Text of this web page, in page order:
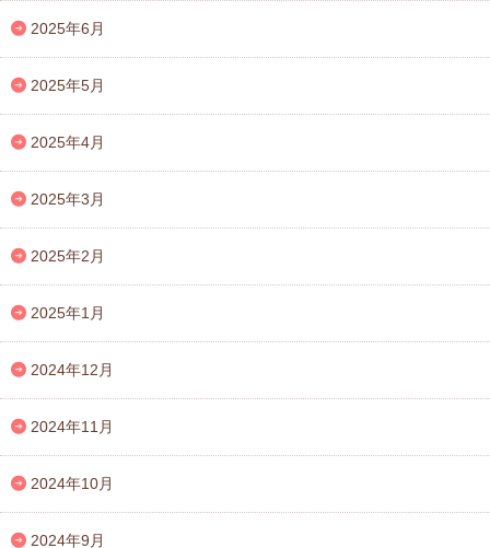
2025年6月
2025年5月
2025年4月
2025年3月
2025年2月
2025年1月
2024年12月
2024年11月
2024年10月
2024年9月